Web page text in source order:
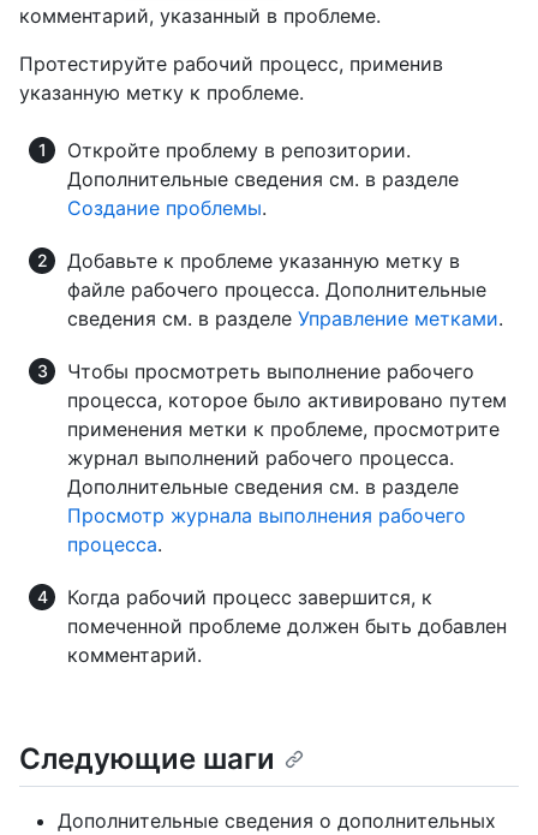
комментарий, указанный в проблеме.
Протестируйте рабочий процесс, применив
указанную метку к проблеме.
Откройте проблему в репозитории.
Дополнительные сведения см. в разделе
Создание проблемы.
Добавьте к проблеме указанную метку в
файле рабочего процесса. Дополнительные
сведения см. в разделе Управление метками.
Чтобы просмотреть выполнение рабочего
процесса, которое было активировано путем
применения метки к проблеме, просмотрите
журнал выполнений рабочего процесса.
Дополнительные сведения см. в разделе
Просмотр журнала выполнения рабочего
процесса.
Когда рабочий процесс завершится, к
помеченной проблеме должен быть добавлен
комментарий.
Следующие шаги
Дополнительные сведения о дополнительных